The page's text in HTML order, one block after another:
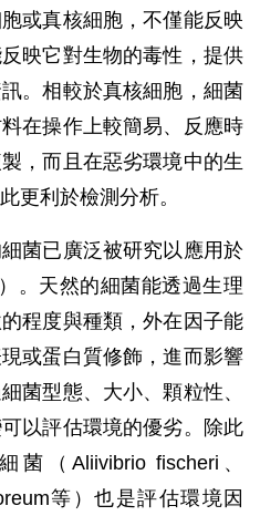
或真核細胞，不僅能反映
映它對生物的毒性，提供
。相較於真核細胞，細菌
在操作上較簡易、反應時
，而且在惡劣環境中的生
更利於檢測分析。
菌已廣泛被研究以應用於
。天然的細菌能透過生理
程度與種類，外在因子能
或蛋白質修飾，進而影響
菌型態、大小、顆粒性、
以評估環境的優劣。除此
（Aliivibrio fischeri、
等）也是評估環境因